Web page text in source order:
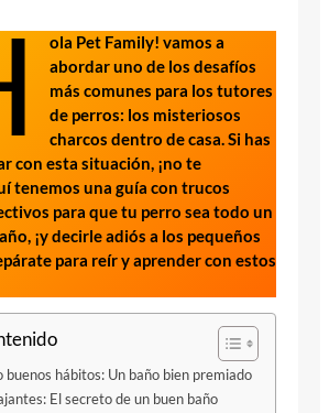
ola Pet Family! vamos a
abordar uno de los desafíos
más comunes para los tutores
de perros: los misteriosos
charcos dentro de casa. Si has
con esta situación, ¡no te
tenemos una guía con trucos
para que tu perro sea todo un
¡y decirle adiós a los pequeños
para reír y aprender con estos
buenos hábitos: Un baño bien premiado
El secreto de un buen baño